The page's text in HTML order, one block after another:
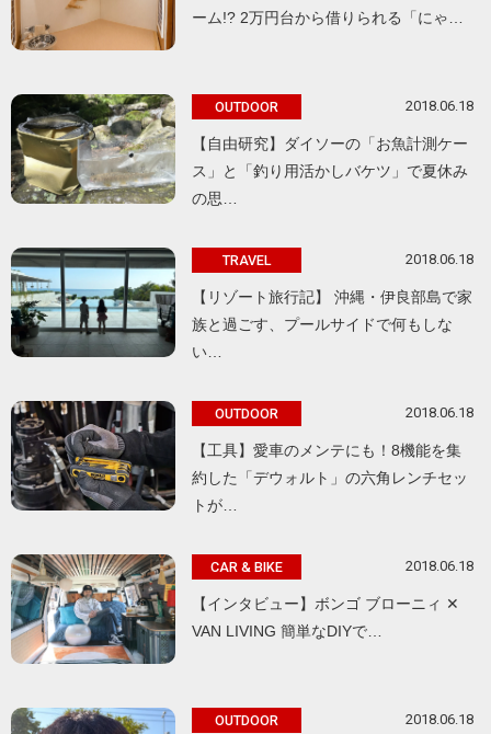
ーム!? 2万円台から借りられる「にゃ…
OUTDOOR 2018.06.18
【自由研究】ダイソーの「お魚計測ケー
ス」と「釣り用活かしバケツ」で夏休み
の思…
TRAVEL 2018.06.18
【リゾート旅行記】 沖縄・伊良部島で家
族と過ごす、プールサイドで何もしな
い…
OUTDOOR 2018.06.18
【工具】愛車のメンテにも！8機能を集
約した「デウォルト」の六角レンチセッ
トが…
CAR & BIKE 2018.06.18
【インタビュー】ボンゴ ブローニィ ✕
VAN LIVING 簡単なDIYで…
OUTDOOR 2018.06.18